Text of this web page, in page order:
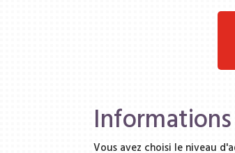
Vous avez choisi le niveau